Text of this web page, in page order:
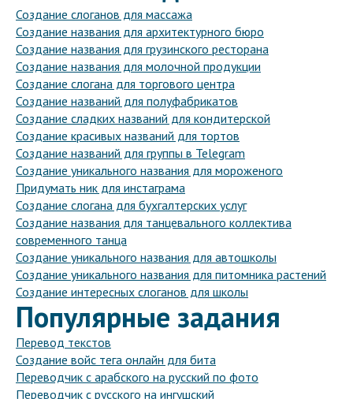
Создание слоганов для массажа
Создание названия для архитектурного бюро
Создание названия для грузинского ресторана
Создание названия для молочной продукции
Создание слогана для торгового центра
Создание названий для полуфабрикатов
Создание сладких названий для кондитерской
Создание красивых названий для тортов
Создание названий для группы в Telegram
Создание уникального названия для мороженого
Придумать ник для инстаграма
Создание слогана для бухгалтерских услуг
Создание названия для танцевального коллектива
современного танца
Создание уникального названия для автошколы
Создание уникального названия для питомника растений
Создание интересных слоганов для школы
Популярные задания
Перевод текстов
Создание войс тега онлайн для бита
Переводчик с арабского на русский по фото
Переводчик с русского на ингушский